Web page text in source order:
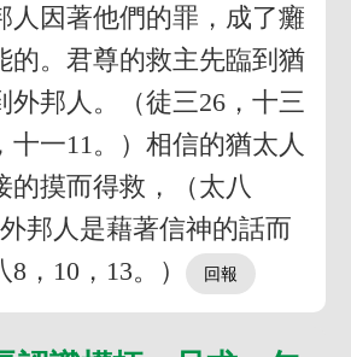
人因著他們的罪，成了癱
的。君尊的救主先臨到猶
外邦人。（徒三26，十三
十一11。）相信的猶太人
的摸而得救，（太八
邦人是藉著信神的話而
，10，13。）